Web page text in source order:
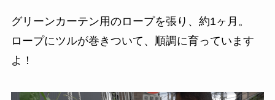
グリーンカーテン用のロープを張り、約1ヶ月。
ロープにツルが巻きついて、順調に育っています
よ！